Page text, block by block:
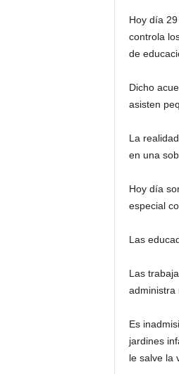
Hoy día
controla
de
Dicho
asisten
La
en una
Hoy día
especial
Las
Las
administra
Es
jardines
le salve la